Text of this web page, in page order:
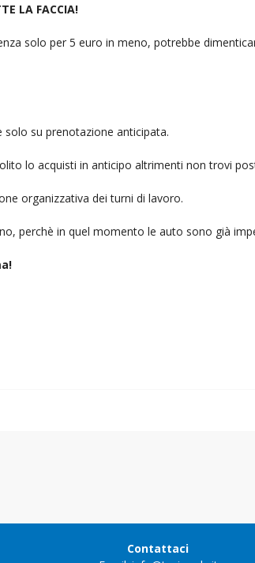
LA FACCIA!
solo per 5 euro in meno, potrebbe
solo su prenotazione anticipata.
lo acquisti in anticipo altrimenti non trovi
organizzativa dei turni di lavoro.
perchè in quel momento le auto sono già
Contattaci